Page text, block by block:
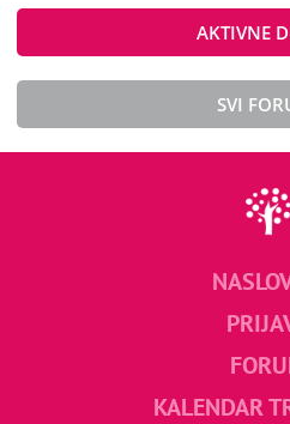
AKTIVNE
SVI
KALENDAR